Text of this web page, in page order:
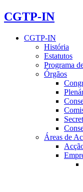
CGTP-IN
CGTP-IN
História
Estatutos
Programa
Órgãos
Áreas de